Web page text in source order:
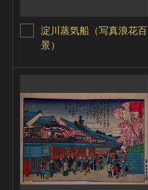
淀川蒸気船（写真浪花百
景）